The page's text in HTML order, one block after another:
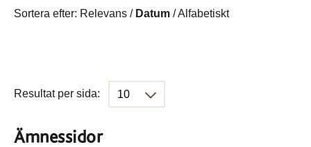
Sortera efter: Relevans / Datum /Alfabetiskt
Resultat per sida:
Ämnessidor